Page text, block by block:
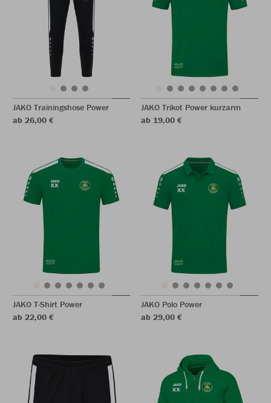
JAKO Trainingshose Power
ab 26,00 €
JAKO Trikot Power kurzarm
ab 19,00 €
JAKO T-Shirt Power
ab 22,00 €
JAKO Polo Power
ab 29,00 €